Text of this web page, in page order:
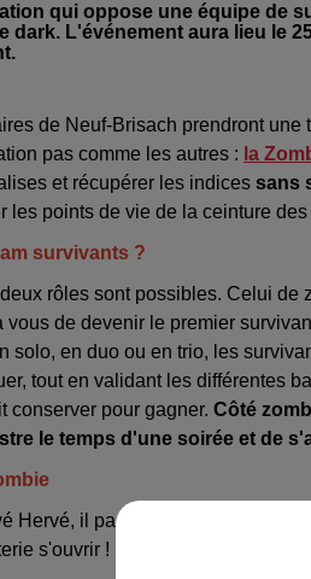
qui oppose une équipe de
dark. L'événement aura lieu le
de Neuf-Brisach prendront une
pas comme les autres : la
et récupérer les indices sans
les points de vie de la ceinture
survivants ?
rôles sont possibles. Celui de
vous de devenir le premier
solo, en duo ou en trio, les
tout en validant les différentes
conserver pour gagner. Côté
le temps d'une soirée et de
Hervé, il participera pour la
s'ouvrir ! Il a adoré sa première